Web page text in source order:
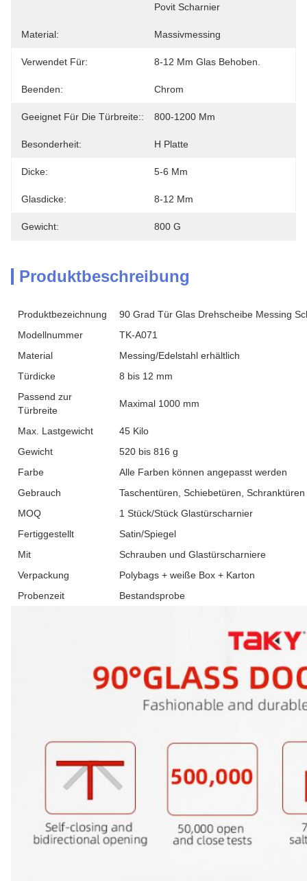
Povit Scharnier
Material: Massivmessing
Verwendet Für: 8-12 Mm Glas Behoben.
Beenden: Chrom
Geeignet Für Die Türbreite:: 800-1200 Mm
Besonderheit: H Platte
Dicke: 5-6 Mm
Glasdicke: 8-12 Mm
Gewicht: 800 G
Produktbeschreibung
Produktbezeichnung
90 Grad Tür Glas Drehscheibe Messing
Modellnummer
TK-A071
Material
Messing/Edelstahl erhältlich
Türdicke
8 bis 12 mm
Passend zur
Türbreite
Maximal 1000 mm
Max. Lastgewicht
45 Kilo
Gewicht
520 bis 816 g
Farbe
Alle Farben können angepasst werden
Gebrauch
Taschentüren, Schiebetüren, Schranktüren
MOQ
1 Stück/Stück Glastürscharnier
Fertiggestellt
Satin/Spiegel
Mit
Schrauben und Glastürscharniere
Verpackung
Polybags + weiße Box + Karton
Probenzeit
Bestandsprobe